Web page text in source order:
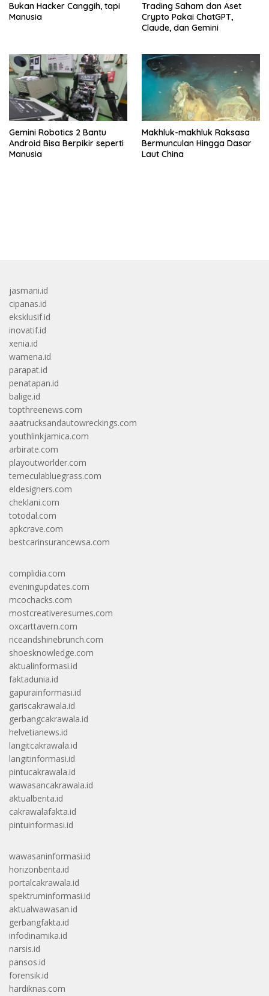
Bukan Hacker Canggih, tapi
Manusia
Trading Saham dan Aset
Crypto Pakai ChatGPT,
Claude, dan Gemini
Gemini Robotics 2 Bantu
Android Bisa Berpikir seperti
Manusia
Makhluk-makhluk Raksasa
Bermunculan Hingga Dasar
Laut China
jasmani.id
cipanas.id
eksklusif.id
inovatif.id
xenia.id
wamena.id
parapat.id
penatapan.id
balige.id
topthreenews.com
aaatrucksandautowreckings.com
youthlinkjamica.com
arbirate.com
playoutworlder.com
temeculabluegrass.com
eldesigners.com
cheklani.com
totodal.com
apkcrave.com
bestcarinsurancewsa.com
complidia.com
eveningupdates.com
mcochacks.com
mostcreativeresumes.com
oxcarttavern.com
riceandshinebrunch.com
shoesknowledge.com
aktualinformasi.id
faktadunia.id
gapurainformasi.id
gariscakrawala.id
gerbangcakrawala.id
helvetianews.id
langitcakrawala.id
langitinformasi.id
pintucakrawala.id
wawasancakrawala.id
aktualberita.id
cakrawalafakta.id
pintuinformasi.id
wawasaninformasi.id
horizonberita.id
portalcakrawala.id
spektruminformasi.id
aktualwawasan.id
gerbangfakta.id
infodinamika.id
narsis.id
pansos.id
forensik.id
hardiknas.com